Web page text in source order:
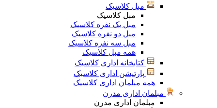
مبل کلاسیک
مبل کلاسیک
مبل یک نفره کلاسیک
مبل دو نفره کلاسیک
مبل سه نفره کلاسیک
همه مبل کلاسیک
کتابخانه اداری کلاسیک
پارتیشن اداری کلاسیک
همه مبلمان اداری کلاسیک
مبلمان اداری مدرن
مبلمان اداری مدرن